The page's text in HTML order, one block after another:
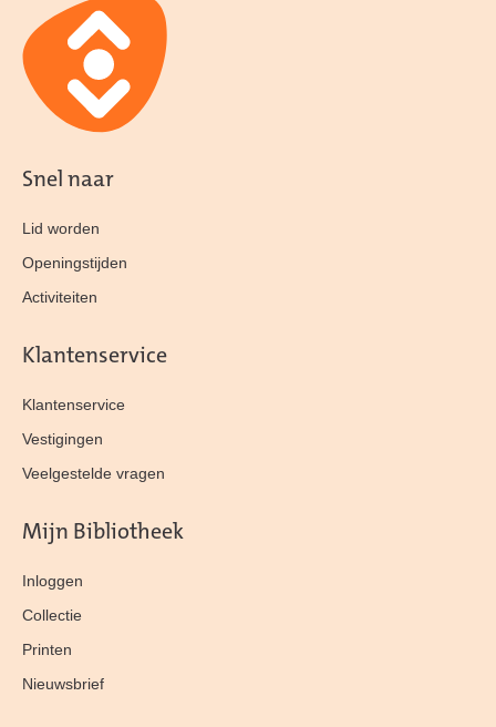
Snel naar
Lid worden
Openingstijden
Activiteiten
Klantenservice
Klantenservice
Vestigingen
Veelgestelde vragen
Mijn Bibliotheek
Inloggen
Collectie
Printen
Nieuwsbrief